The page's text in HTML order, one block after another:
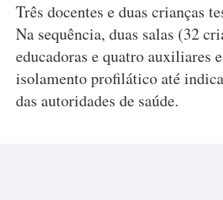
Três docentes e duas crianças
Na sequência, duas salas (32
educadoras e quatro auxiliares
isolamento profilático até
das autoridades de saúde.